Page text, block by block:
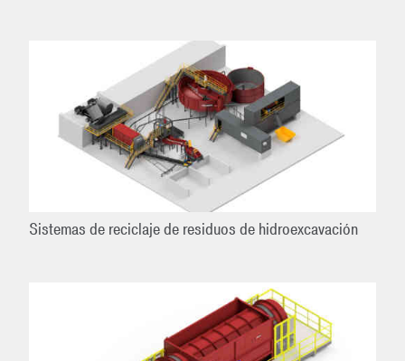
Sistemas de reciclaje de residuos de hidroexcavación